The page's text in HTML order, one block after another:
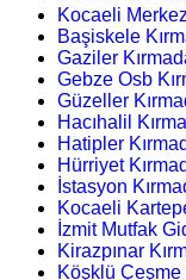
Kocaeli
Başiskele
Gaziler
Gebze Osb
Güzeller
Hacıhalil
Hatipler
Hürriyet
İstasyon
Kocaeli
İzmit Mutfak
Kirazpınar
Köşklü Çeşme